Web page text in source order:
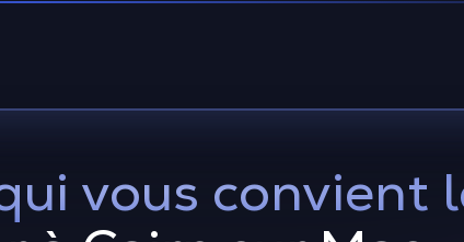
vous convient